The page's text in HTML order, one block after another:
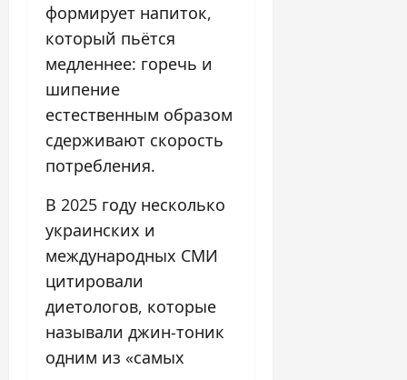
формирует напиток,
который пьётся
медленнее: горечь и
шипение
естественным образом
сдерживают скорость
потребления.
В 2025 году несколько
украинских и
международных СМИ
цитировали
диетологов, которые
называли джин-тоник
одним из «самых